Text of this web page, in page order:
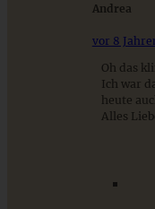
Cremiges Lemon
Andrea
vor 8
Oh das
Ich war
heute
Alles